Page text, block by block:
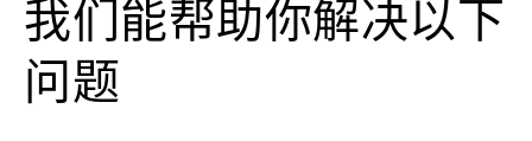
我们能帮助你解决以下
问题